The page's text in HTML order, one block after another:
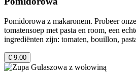
Pomidorowa z makaronem. Probeer
tomatensoep met pasta en room, een
ingrediënten zijn: tomaten, bouillon,
€ 9.00